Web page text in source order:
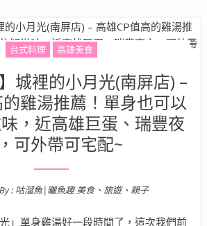
台式料理 高雄美食
城裡的小月光(南屏店) –
雞湯推薦！單身也可以
，近高雄巨蛋、瑞豐夜
可外帶可宅配~
Posted on
: 咕溜魚|曬魚趣 美食、旅遊、親子
」單身雞湯好一段時間了，這次我們前